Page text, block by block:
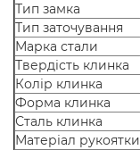
Тип замка
Тип заточування
Марка стали
Твердість клинка
Колір клинка
Форма клинка
Сталь клинка
Матеріал рукоятки